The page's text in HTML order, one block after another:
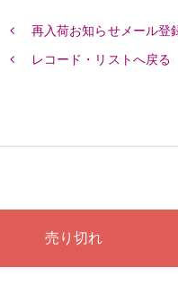
再入荷お知らせメール登
レコード・リストへ戻る